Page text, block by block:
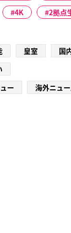
4K 2拠点
皇室 国
ー 海外ニュ